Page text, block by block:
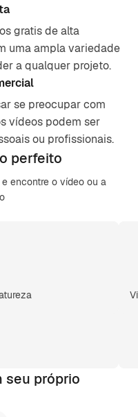
gratis de alta
uma ampla variedade
a qualquer projeto.
se preocupar com
vídeos podem ser
ou profissionais.
perfeito
encontre o vídeo ou a
seu próprio